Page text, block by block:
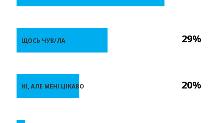
29%
20%
ЩОСЬ ЧУВ/ЛА
НІ, АЛЕ МЕНІ ЦІКАВО